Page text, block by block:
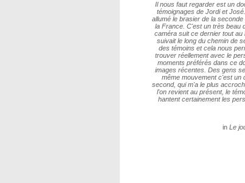
Il nous faut regarder est un
témoignages de Jordi et
allumé le brasier de la
la France. C'est un très beau
caméra suit ce dernier tout
suivait le long du chemin de
des témoins et cela nous
trouver réellement avec le
moments préférés dans ce
images récentes. Des gens
même mouvement c'est un
second, qui m'a le plus
l'on revient au présent, le
hantent certainement les
in Le